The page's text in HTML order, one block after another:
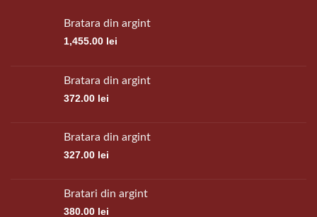
Bratara din argint
1,455.00 lei
Bratara din argint
372.00 lei
Bratara din argint
327.00 lei
Bratari din argint
380.00 lei